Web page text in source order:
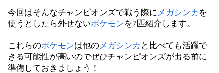
今回はそんなチャンピオンズで戦う際にメガシンカ を
使うとしたら外せないポケモンを7匹紹介します。
これらのポケモンは他のメガシンカ と比べても活躍で
きる可能性が高いのでぜひチャンピオンズが出る前に
準備しておきましょう！